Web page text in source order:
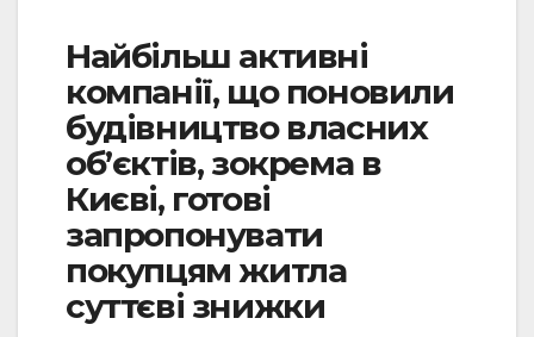
Найбільш активні
компанії, що поновили
будівництво власних
об’єктів, зокрема в
Києві, готові
запропонувати
покупцям житла
суттєві знижки